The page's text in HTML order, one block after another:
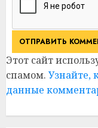
Этот сайт
спамом. Узнайте,
данные